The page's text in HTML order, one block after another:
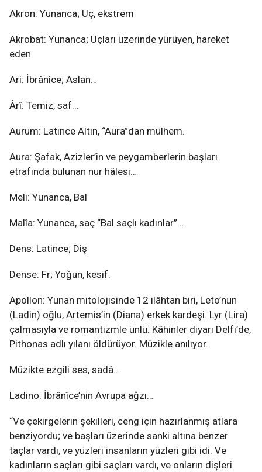
Akron: Yunanca; Uç, ekstrem
Akrobat: Yunanca; Uçları üzerinde yürüyen, hareket
eden.
Ari: İbrânîce; Aslan…
Ârî: Temiz, saf…
Aurum: Latince Altın, “Aura”dan mülhem.
Aura: Şafak, Azizler’in ve peygamberlerin başları
etrafında bulunan nur hâlesi…
Meli: Yunanca, Bal
Malîa: Yunanca, saç “Bal saçlı kadınlar”…
Dens: Latince; Diş
Dense: Fr; Yoğun, kesif.
Apollon: Yunan mitolojisinde 12 ilâhtan biri, Leto’nun
(Ladin) oğlu, Artemis’in (Diana) erkek kardeşi. Lyr (Lira)
çalmasıyla ve romantizmle ünlü. Kâhinler diyarı Delfi’de,
Pithonas adlı yılanı öldürüyor. Müzikle anılıyor.
Müzikte ezgili ses, sadâ…
Ladino: İbrânîce’nin Avrupa ağzı…
“Ve çekirgelerin şekilleri, ceng için hazırlanmış atlara
benziyordu; ve başları üzerinde sanki altına benzer
taçlar vardı, ve yüzleri insanların yüzleri gibi idi. Ve
kadınların saçları gibi saçları vardı, ve onların dişleri